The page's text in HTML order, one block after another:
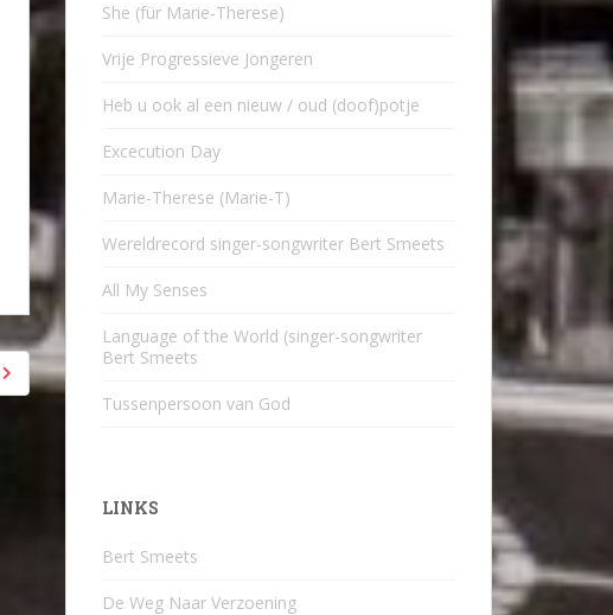
She (für Marie-Therese)
Vrije Progressieve Jongeren
Heb u ook al een nieuw / oud (doof)potje
Excecution Day
Marie-Therese (Marie-T)
Wereldrecord singer-songwriter Bert Smeets
All My Senses
Language of the World (singer-songwriter
Bert Smeets
Tussenpersoon van God
LINKS
Bert Smeets
De Weg Naar Verzoening